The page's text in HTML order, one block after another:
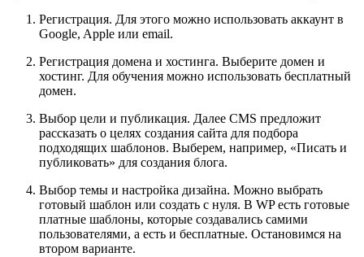
Регистрация. Для этого можно использовать аккаунт в
Google, Apple или email.
Регистрация домена и хостинга. Выберите домен и
хостинг. Для обучения можно использовать бесплатный
домен.
Выбор цели и публикация. Далее CMS предложит
рассказать о целях создания сайта для подбора
подходящих шаблонов. Выберем, например, «Писать и
публиковать» для создания блога.
Выбор темы и настройка дизайна. Можно выбрать
готовый шаблон или создать с нуля. В WP есть готовые
платные шаблоны, которые создавались самими
пользователями, а есть и бесплатные. Остановимся на
втором варианте.